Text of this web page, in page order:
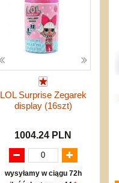
LOL Surprise Zegarek
display (16szt)
1004.24 PLN
wysyłamy w ciągu 72h